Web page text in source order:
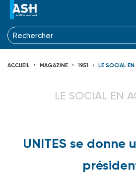
ACCUEIL MAGAZINE 1951 LE SOCIAL
LE SOCIAL EN
UNITES se donne